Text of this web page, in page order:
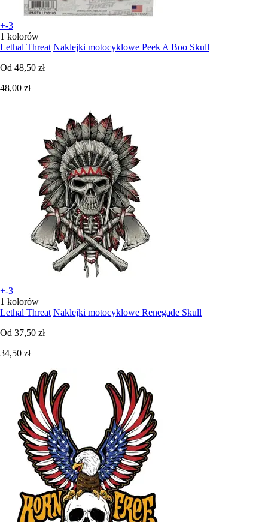
+-3
1 kolorów
Lethal Threat Naklejki motocyklowe Peek A Boo Skull
Od 48,50 zł
48,00 zł
+-3
1 kolorów
Lethal Threat Naklejki motocyklowe Renegade Skull
Od 37,50 zł
34,50 zł